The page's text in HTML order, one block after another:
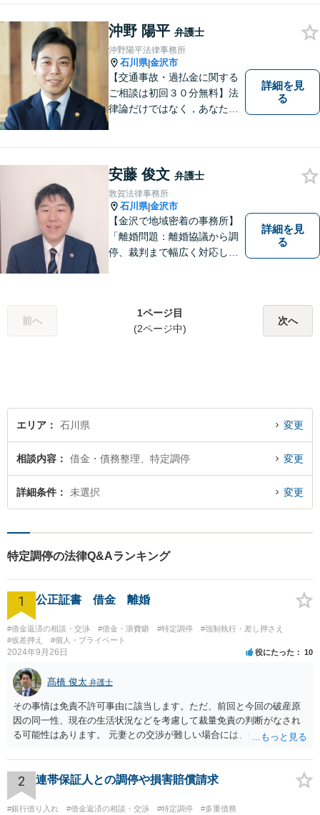
産、個人再生、任意整理）
や、 離婚、相続、交通事故、
慰謝料などの問題解決をお手
伝いします
沖野 陽平 弁護士
沖野陽平法律事務所
石川県|金沢市
【交通事故・過払金に関する
ご相談は初回３０分無料】法
律論だけではなく，あなたの
詳細を見
る
安藤 俊文 弁護士
敦賀法律事務所
石川県|金沢市
【金沢で地域密着の事務所】
「離婚問題：離婚協議から調
停、裁判まで幅広く対応し、
弁護士が介入することで賠償
金の大幅な増額が実現できる
詳細を見
る
前へ
1ページ目
(2ページ中)
次へ
エリア 石川県 変更
相談内容 借金・債務整理、特定調停 変更
詳細条件 未選択 変更
特定調停の法律Q&Aランキング
1 公正証書 借金 離婚
#借金返済の相談・交渉 #借金・浪費癖 #特定調停
#強制執行・差し押さえ
#仮差押え
#個人・プライベート
2024年9月26日 役にたった 10
髙橋 俊太 弁護士
その事情は免責不許可事由に該当します。ただ、前回と今回の破産原
因の同一性、現在の生活状況などを考慮して裁量免責の判断がなされ
る可能性はあります。 元妻との交渉が難しい場合には、破産も検討な
証役場に伝える事柄ではありません。
2 連帯保証人との調停や損害賠償請求
#銀行借り入れ #借金返済の相談・交渉 #特定調停
#多重債務